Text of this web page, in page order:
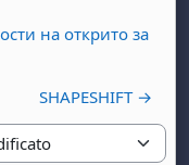
на открито за
SHAPESHIFT →